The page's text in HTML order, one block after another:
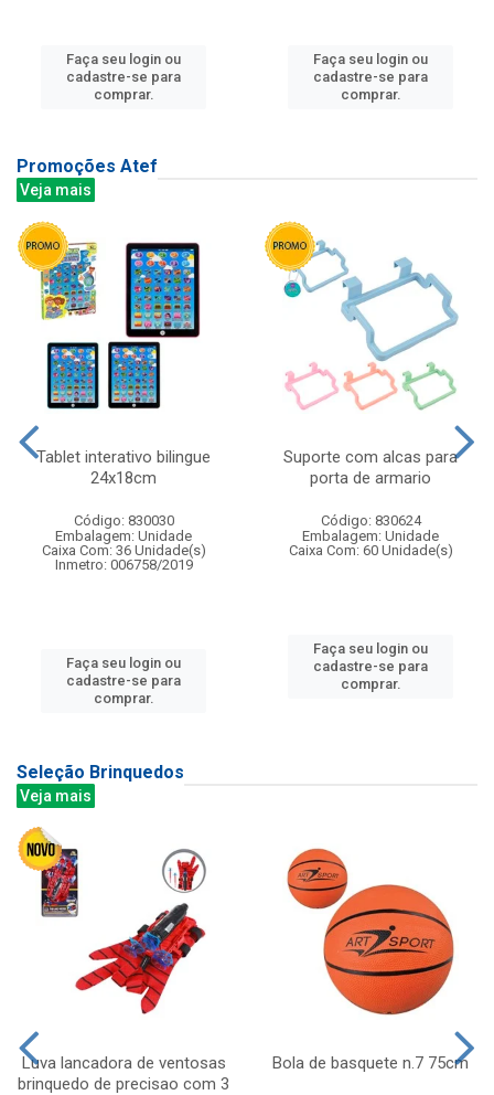
Faça seu login ou
cadastre-se para
comprar.
Faça seu login ou
cadastre-se para
comprar.
Promoções Atef
Veja mais
Tablet interativo bilingue
24x18cm
Código: 830030
Embalagem: Unidade
Caixa Com: 36 Unidade(s)
Inmetro: 006758/2019
Faça seu login ou
cadastre-se para
comprar.
Suporte com alcas para
porta de armario
Código: 830624
Embalagem: Unidade
Caixa Com: 60 Unidade(s)
Faça seu login ou
cadastre-se para
comprar.
Seleção Brinquedos
Veja mais
Luva lancadora de ventosas
brinquedo de precisao com 3
Bola de basquete n.7 75cm